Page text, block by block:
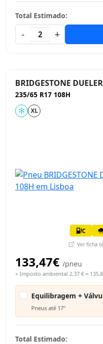
Total Estimado:
-
2 +
BRIDGESTONE
235/65 R17 108H
XL
C
Ver ficha
133,47€ /pneu
+ Imposto ambiental 2,37 € =
Equilibragem +
Pneus até 17"
Total Estimado: